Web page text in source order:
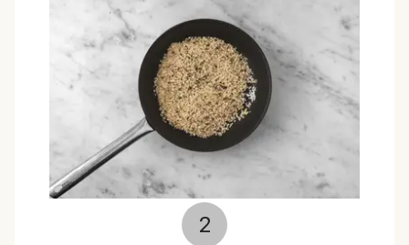
2